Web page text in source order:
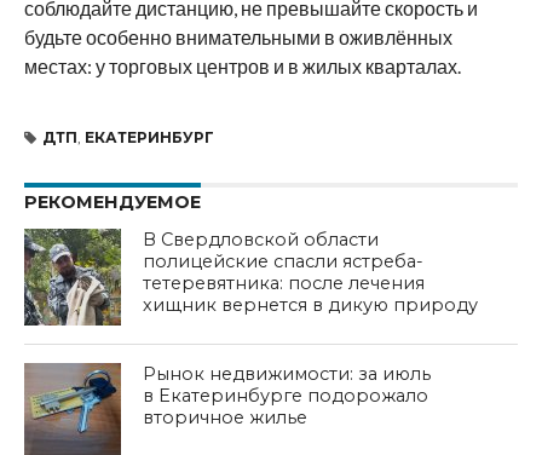
соблюдайте дистанцию, не превышайте скорость и
будьте особенно внимательными в оживлённых
местах: у торговых центров и в жилых кварталах.
ДТП ЕКАТЕРИНБУРГ
РЕКОМЕНДУЕМОЕ
В Свердловской области
полицейские спасли ястреба-
тетеревятника: после лечения
хищник вернется в дикую природу
Рынок недвижимости: за июль
в Екатеринбурге подорожало
вторичное жилье